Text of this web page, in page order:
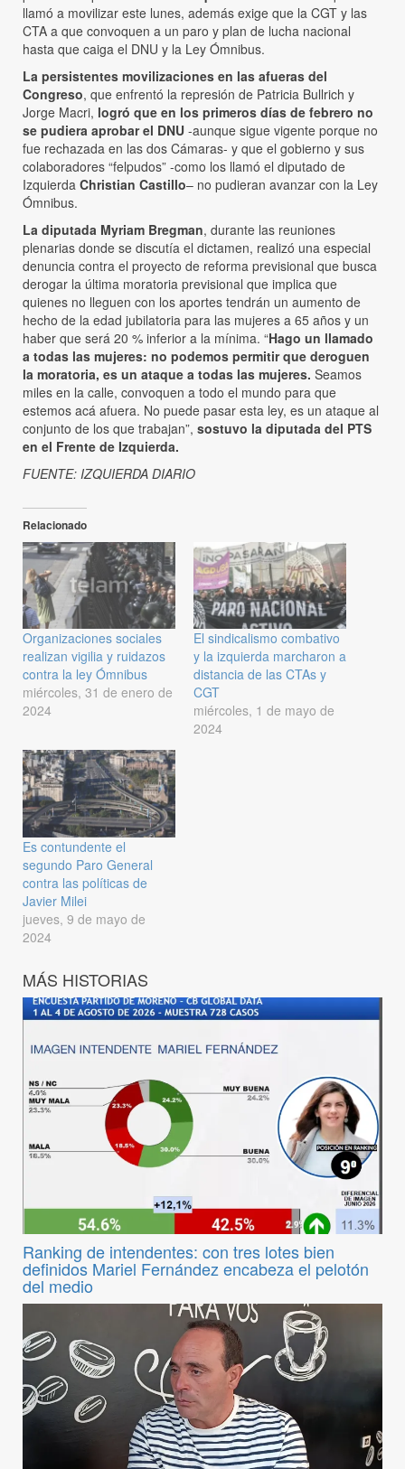
llamó a movilizar este lunes, además exige que la CGT y las
CTA a que convoquen a un paro y plan de lucha nacional
hasta que caiga el DNU y la Ley Ómnibus.
La persistentes movilizaciones en las afueras del
Congreso, que enfrentó la represión de Patricia Bullrich y
Jorge Macri, logró que en los primeros días de febrero no
se pudiera aprobar el DNU -aunque sigue vigente porque no
fue rechazada en las dos Cámaras- y que el gobierno y sus
colaboradores “felpudos” -como los llamó el diputado de
Izquierda Christian Castillo– no pudieran avanzar con la Ley
Ómnibus.
La diputada Myriam Bregman, durante las reuniones
plenarias donde se discutía el dictamen, realizó una especial
denuncia contra el proyecto de reforma previsional que busca
derogar la última moratoria previsional que implica que
quienes no lleguen con los aportes tendrán un aumento de
hecho de la edad jubilatoria para las mujeres a 65 años y un
haber que será 20 % inferior a la mínima. “Hago un llamado
a todas las mujeres: no podemos permitir que deroguen
la moratoria, es un ataque a todas las mujeres. Seamos
miles en la calle, convoquen a todo el mundo para que
estemos acá afuera. No puede pasar esta ley, es un ataque al
conjunto de los que trabajan”, sostuvo la diputada del PTS
en el Frente de Izquierda.
FUENTE: IZQUIERDA DIARIO
Relacionado
Organizaciones sociales
realizan vigilia y ruidazos
contra la ley Ómnibus
miércoles, 31 de enero de
2024
El sindicalismo combativo
y la izquierda marcharon a
distancia de las CTAs y
CGT
miércoles, 1 de mayo de
2024
Es contundente el
segundo Paro General
contra las políticas de
Javier Milei
jueves, 9 de mayo de
2024
MÁS HISTORIAS
Ranking de intendentes: con tres lotes bien
definidos Mariel Fernández encabeza el pelotón
del medio